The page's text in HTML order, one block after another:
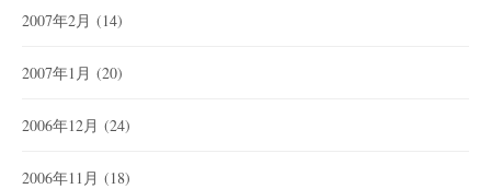
2007年2月 (14)
2007年1月 (20)
2006年12月 (24)
2006年11月 (18)